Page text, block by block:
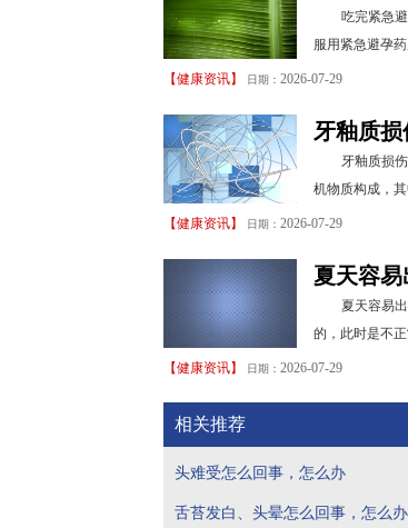
吃完紧急
服用紧急避孕
【健康资讯】 日期： 2026-07-29
牙釉质
牙釉质损
机物质构成，
【健康资讯】 日期： 2026-07-29
夏天容
夏天容易
的，此时是不
【健康资讯】 日期： 2026-07-29
相关推荐
头难受怎么回事，怎么办
舌苔发白、头晕怎么回事，怎么办